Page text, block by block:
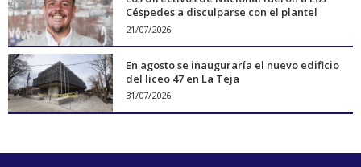
Céspedes a disculparse con el plantel
21/07/2026
En agosto se inauguraría el nuevo edificio
del liceo 47 en La Teja
31/07/2026